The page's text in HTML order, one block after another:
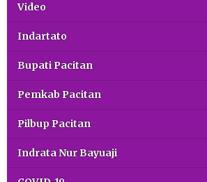
Video
Indartato
Bupati Pacitan
Pemkab Pacitan
Pilbup Pacitan
Indrata Nur Bayuaji